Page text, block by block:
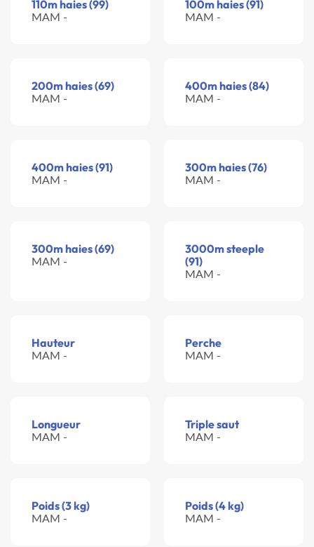
110m haies (99)
MAM -
100m haies (91)
MAM -
200m haies (69)
MAM -
400m haies (84)
MAM -
400m haies (91)
MAM -
300m haies (76)
MAM -
300m haies (69)
MAM -
3000m steeple
(91)
MAM -
Hauteur
MAM -
Perche
MAM -
Longueur
MAM -
Triple saut
MAM -
Poids (3 kg)
MAM -
Poids (4 kg)
MAM -